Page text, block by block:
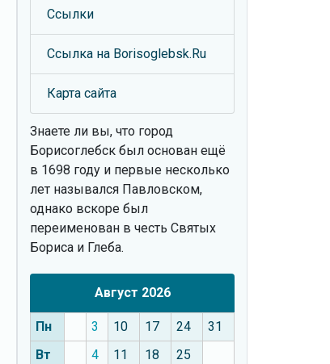
Ссылки
Ссылка на Borisoglebsk.Ru
Карта сайта
Знаете ли вы, что город
Борисоглебск был основан ещё
в 1698 году и первые несколько
лет назывался Павловском,
однако вскоре был
переименован в честь Святых
Бориса и Глеба.
Август 2026
Пн 3 10 17 24
31
Вт
4 11 18
25